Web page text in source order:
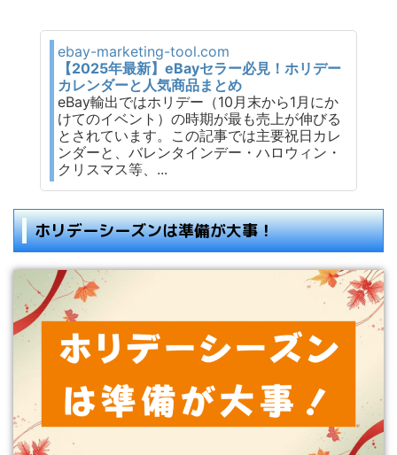
ebay-marketing-tool.com
【2025年最新】eBayセラー必見！ホリデー
カレンダーと人気商品まとめ
eBay輸出ではホリデー（10月末から1月にか
けてのイベント）の時期が最も売上が伸びる
とされています。この記事では主要祝日カレ
ンダーと、バレンタインデー・ハロウィン・
クリスマス等、...
ホリデーシーズンは準備が大事！